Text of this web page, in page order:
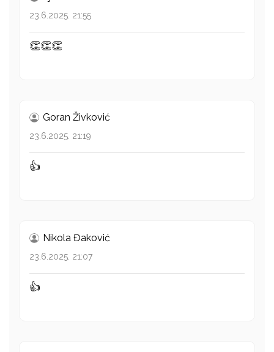
23.6.2025. 21:55
👏👏👏
Goran Živković
23.6.2025. 21:19
👍
Nikola Đaković
23.6.2025. 21:07
👍